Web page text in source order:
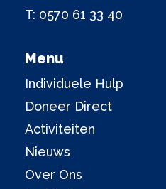
T: 0570 61 33 40
Menu
Individuele Hulp
Doneer Direct
Activiteiten
Nieuws
Over Ons